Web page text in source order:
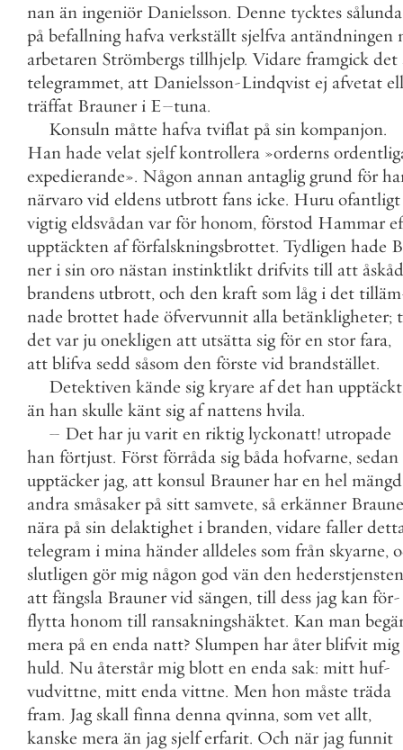
nan än ingeniör Danielsson. Denne tycktes sålunda
på befallning hafva verkställt sjelfva antändningen
arbetaren Strömbergs tillhjelp. Vidare framgick det
telegrammet, att Danielsson-Lindqvist ej afvetat
träffat Brauner i E–tuna.
Konsuln måtte hafva tviflat på sin kompanjon.
Han hade velat sjelf kontrollera »orderns
expedierande». Någon annan antaglig grund för
närvaro vid eldens utbrott fans icke. Huru ofantligt
vigtig eldsvådan var för honom, förstod Hammar
upptäckten af förfalskningsbrottet. Tydligen hade
ner i sin oro nästan instinktlikt drifvits till att
brandens utbrott, och den kraft som låg i det tilläm
nade brottet hade öfvervunnit alla betänkligheter;
det var ju onekligen att utsätta sig för en stor fara,
att blifva sedd såsom den förste vid brandstället.
Detektiven kände sig kryare af det han upptäckt
än han skulle känt sig af nattens hvila.
– Det har ju varit en riktig lyckonatt! utropade
han förtjust. Först förråda sig båda hofvarne, sedan
upptäcker jag, att konsul Brauner har en hel mängd
andra småsaker på sitt samvete, så erkänner
nära på sin delaktighet i branden, vidare faller
telegram i mina händer alldeles som från skyarne,
slutligen gör mig någon god vän den hederstjensten
att fängsla Brauner vid sängen, till dess jag kan för-
flytta honom till ransakningshäktet. Kan man
mera på en enda natt? Slumpen har åter blifvit mig
huld. Nu återstår mig blott en enda sak: mitt huf-
vudvittne, mitt enda vittne. Men hon måste träda
fram. Jag skall finna denna qvinna, som vet allt,
kanske mera än jag sjelf erfarit. Och när jag funnit